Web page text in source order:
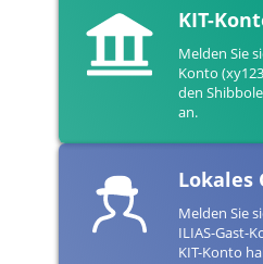
KIT-
Melden Sie
Konto
den
an.
Lokales
Melden Sie
ILIAS-Gast-
KIT-Konto